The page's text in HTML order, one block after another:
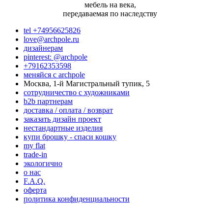
мебель на века,
передаваемая по наследству
tel +74956625826
love@archpole.ru
дизайнерам
pinterest: @archpole
+79162353598
меняйся с аrchpole
Москва, 1-й Магистральный тупик, 5
cотрудничество с художниками
b2b партнерам
доставка / оплата / возврат
заказать дизайн проект
нестандартные изделия
купи брошку - спаси кошку
my flat
trade-in
экологично
о нас
F.A.Q.
оферта
политика конфиденциальности